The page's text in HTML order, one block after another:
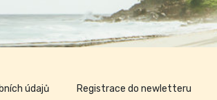
údajů
Registrace do newletteru